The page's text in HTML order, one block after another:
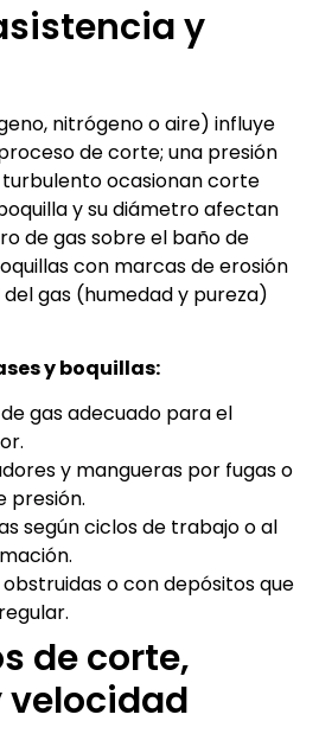
y
nitrógeno o aire) influye
de corte; una presión
ocasionan corte
y su diámetro afectan
de gas sobre el baño de
con marcas de erosión
gas (humedad y pureza)
y boquillas:
gas adecuado para el
y mangueras por fugas o
presión.
según ciclos de trabajo o al
o con depósitos que
de corte,
velocidad